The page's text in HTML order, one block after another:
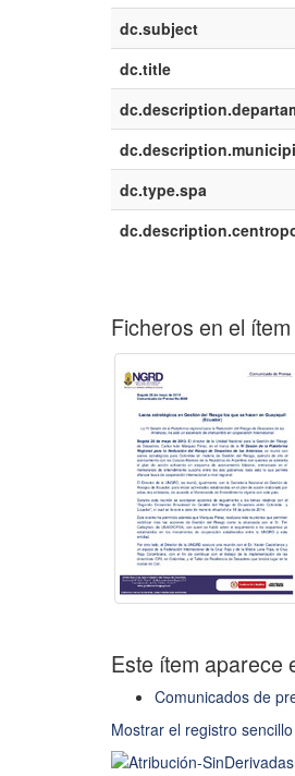
dc.subject
dc.title
dc.type.spa
Ficheros en el ítem
Este ítem aparece
Comunicados de
Mostrar el registro